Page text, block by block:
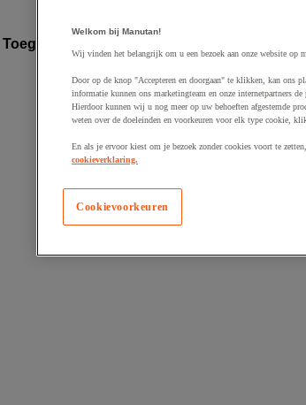
Toegevoegd aan winkelwagen
Welkom bij Manutan!
Wij vinden het belangrijk om u een bezoek aan onze website op
Door op de knop "Accepteren en doorgaan" te klikken, kan ons
informatie kunnen ons marketingteam en onze internetpartners
Hierdoor kunnen wij u nog meer op uw behoeften afgestemde
weten over de doeleinden en voorkeuren voor elk type cookie,
En als je ervoor kiest om je bezoek zonder cookies voort te
cookieverklaring.
Cookievoorkeuren